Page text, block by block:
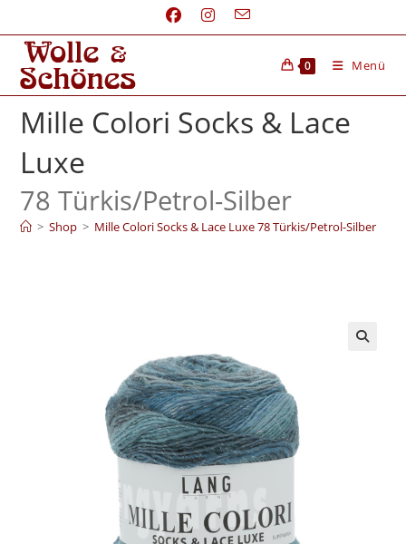
0 Menü
Mille Colori Socks & Lace
Luxe
78 Türkis/Petrol-Silber
> Shop > Mille Colori Socks & Lace Luxe 78 Türkis/Petrol-Silber